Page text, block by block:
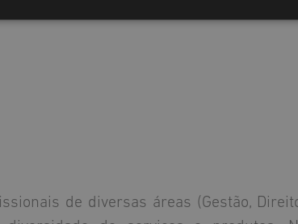
de diversas áreas (Gestão,